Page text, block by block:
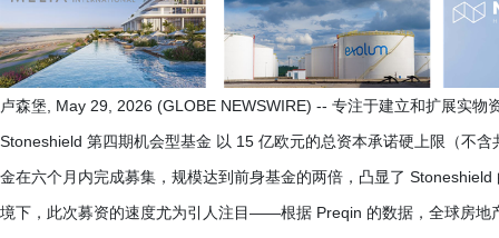
卢森堡, May 29, 2026 (GLOBE NEWSWIRE) -- 专注于建立和扩展实
Stoneshield 第四期机会型基金 以 15 亿欧元的总资本承诺硬上限（不
金在六个月内完成募集，规模达到前身基金的两倍，凸显了
境下，此次募资的速度尤为引人注目——根据 Preqin 的数据，全球房地